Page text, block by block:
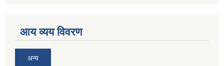
आय व्यय विवरण
अन्य